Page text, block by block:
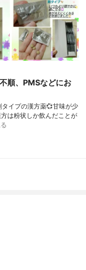
順、PMSなどにお
イプの漢方薬💞甘味が少
は粉状しか飲んだことが